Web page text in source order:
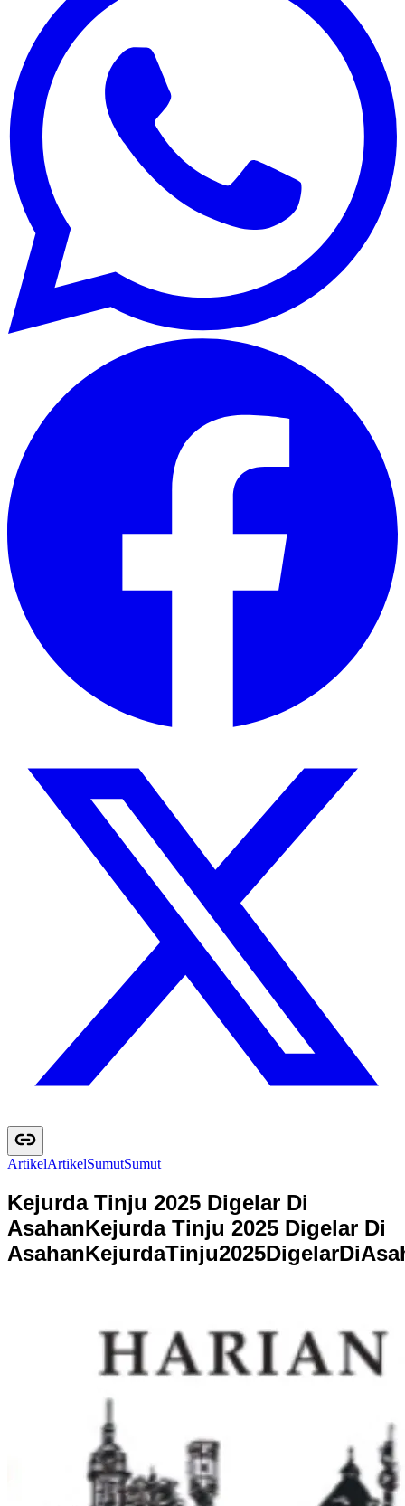
ArtikelArtikelSumutSumut
Kejurda Tinju 2025 Digelar Di
AsahanKejurda Tinju 2025 Digelar Di
AsahanKejurdaTinju2025DigelarDiAsa